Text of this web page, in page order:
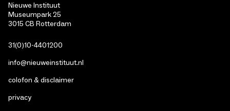
Nieuwe Instituut
Museumpark 25
3015 CB Rotterdam
31(0)10-4401200
info@nieuweinstituut.nl
colofon & disclaimer
privacy